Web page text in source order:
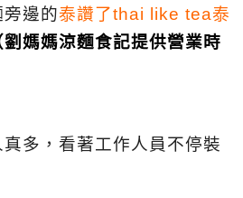
邊的泰讚了thai like tea泰
劉媽媽涼麵食記提供營業時
多，看著工作人員不停裝